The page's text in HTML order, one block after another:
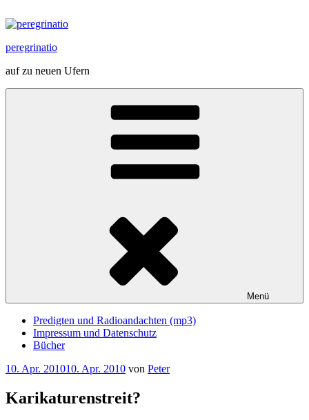
Inhalt
peregrinatio
auf zu neuen Ufern
Menü
Predigten und Radioandachten (mp3)
Impressum und Datenschutz
Bücher
Veröffentlicht
10. Apr. 201010. Apr. 2010 von Peter
Karikaturenstreit?